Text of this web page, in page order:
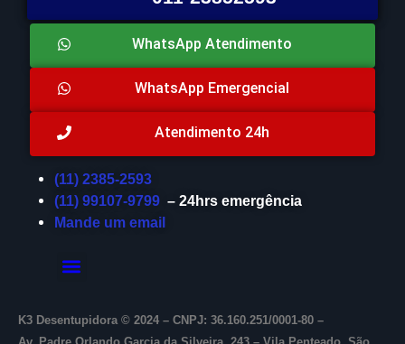
(11) 2385-2593
(11) 99107-9799 – 24hrs emergência
Mande um email
WhatsApp Atendimento
WhatsApp Emergencial
Atendimento 24h
K3 Desentupidora © 2024 – CNPJ: 36.160.251/0001-80 –